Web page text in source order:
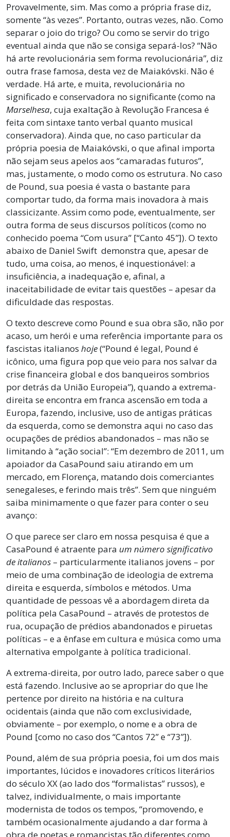
Provavelmente, sim. Mas como a própria frase diz,
somente “às vezes”. Portanto, outras vezes, não. Como
separar o joio do trigo? Ou como se servir do trigo
eventual ainda que não se consiga separá-los? “Não
há arte revolucionária sem forma revolucionária”, diz
outra frase famosa, desta vez de Maiakóvski. Não é
verdade. Há arte, e muita, revolucionária no
significado e conservadora no significante (como na
Marselhesa, cuja exaltação à Revolução Francesa é
feita com sintaxe tanto verbal quanto musical
conservadora). Ainda que, no caso particular da
própria poesia de Maiakóvski, o que afinal importa
não sejam seus apelos aos “camaradas futuros”,
mas, justamente, o modo como os estrutura. No caso
de Pound, sua poesia é vasta o bastante para
comportar tudo, da forma mais inovadora à mais
classicizante. Assim como pode, eventualmente, ser
outra forma de seus discursos políticos (como no
conhecido poema “Com usura” [“Canto 45”]). O texto
abaixo de Daniel Swift demonstra que, apesar de
tudo, uma coisa, ao menos, é inquestionável: a
insuficiência, a inadequação e, afinal, a
inaceitabilidade de evitar tais questões – apesar da
dificuldade das respostas.
O texto descreve como Pound e sua obra são, não por
acaso, um herói e uma referência importante para os
fascistas italianos hoje(“Pound é legal, Pound é
icônico, uma figura pop que veio para nos salvar da
crise financeira global e dos banqueiros sombrios
por detrás da União Europeia”), quando a extrema-
direita se encontra em franca ascensão em toda a
Europa, fazendo, inclusive, uso de antigas práticas
da esquerda, como se demonstra aqui no caso das
ocupações de prédios abandonados – mas não se
limitando à “ação social”: “Em dezembro de 2011, um
apoiador da CasaPound saiu atirando em um
mercado, em Florença, matando dois comerciantes
senegaleses, e ferindo mais três”. Sem que ninguém
saiba minimamente o que fazer para conter o seu
avanço:
O que parece ser claro em nossa pesquisa é que a
CasaPound é atraente para um número significativo
de italianos – particularmente italianos jovens – por
meio de uma combinação de ideologia de extrema
direita e esquerda, símbolos e métodos. Uma
quantidade de pessoas vê a abordagem direta da
política pela CasaPound – através de protestos de
rua, ocupação de prédios abandonados e piruetas
políticas – e a ênfase em cultura e música como uma
alternativa empolgante à política tradicional.
A extrema-direita, por outro lado, parece saber o que
está fazendo. Inclusive ao se apropriar do que lhe
pertence por direito na história e na cultura
ocidentais (ainda que não com exclusividade,
obviamente – por exemplo, o nome e a obra de
Pound [como no caso dos “Cantos 72” e “73”]).
Pound, além de sua própria poesia, foi um dos mais
importantes, lúcidos e inovadores críticos literários
do século XX (ao lado dos “formalistas” russos), e
talvez, individualmente, o mais importante
modernista de todos os tempos, “promovendo, e
também ocasionalmente ajudando a dar forma à
obra de poetas e romancistas tão diferentes como